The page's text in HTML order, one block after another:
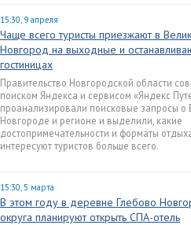
15:30, 9 апреля
Чаще всего туристы приезжают в
Новгород на выходные и
гостиницах
Правительство Новгородской области
поиском Яндекса и сервисом «Яндекс
проанализировали поисковые запросы о
Новгороде и регионе и выделили, какие
достопримечательности и форматы
интересуют туристов больше всего.
15:30, 5 марта
В этом году в деревне Глебово
округа планируют открыть СПА-отель